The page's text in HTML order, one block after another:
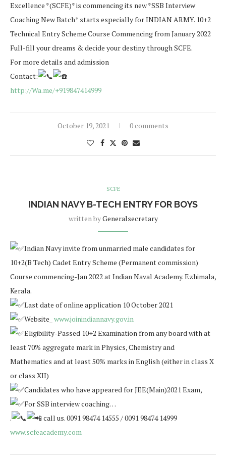
Excellence *(SCFE)* is commencing its new *SSB Interview
Coaching New Batch* starts especially for INDIAN ARMY. 10+2
Technical Entry Scheme Course Commencing from January 2022
Full-fill your dreams & decide your destiny through SCFE.
For more details and admission
Contact:
http://Wa.me/+919847414999
October 19, 2021 0 comments
SCFE
INDIAN NAVY B-TECH ENTRY FOR BOYS
written byGeneralsecretary
Indian Navy invite from unmarried male candidates for
10+2(B Tech) Cadet Entry Scheme (Permanent commission)
Course commencing-Jan 2022 at Indian Naval Academy. Ezhimala,
Kerala.
Last date of online application 10 October 2021
Website_ www.joinindiannavy.gov.in
Eligibility-Passed 10+2 Examination from any board with at
least 70% aggregate mark in Physics, Chemistry and
Mathematics and at least 50% marks in English (either in class X
or class XII)
Candidates who have appeared for JEE(Main)2021 Exam,
For SSB interview coaching…
.
call us. 0091 98474 14555 / 0091 98474 14999
www.scfeacademy.com